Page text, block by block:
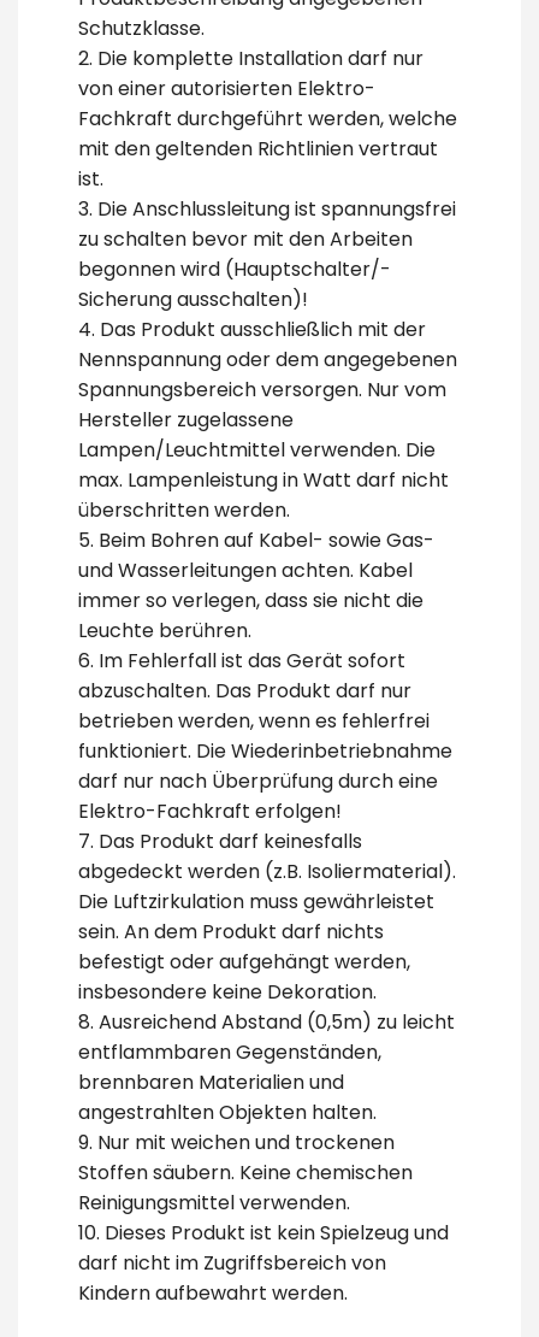
Schutzklasse.
2. Die komplette Installation darf nur
von einer autorisierten Elektro-
Fachkraft durchgeführt werden, welche
mit den geltenden Richtlinien vertraut
ist.
3. Die Anschlussleitung ist spannungsfrei
zu schalten bevor mit den Arbeiten
begonnen wird (Hauptschalter/-
Sicherung ausschalten)!
4. Das Produkt ausschließlich mit der
Nennspannung oder dem angegebenen
Spannungsbereich versorgen. Nur vom
Hersteller zugelassene
Lampen/Leuchtmittel verwenden. Die
max. Lampenleistung in Watt darf nicht
überschritten werden.
5. Beim Bohren auf Kabel- sowie Gas-
und Wasserleitungen achten. Kabel
immer so verlegen, dass sie nicht die
Leuchte berühren.
6. Im Fehlerfall ist das Gerät sofort
abzuschalten. Das Produkt darf nur
betrieben werden, wenn es fehlerfrei
funktioniert. Die Wiederinbetriebnahme
darf nur nach Überprüfung durch eine
Elektro-Fachkraft erfolgen!
7. Das Produkt darf keinesfalls
abgedeckt werden (z.B. Isoliermaterial).
Die Luftzirkulation muss gewährleistet
sein. An dem Produkt darf nichts
befestigt oder aufgehängt werden,
insbesondere keine Dekoration.
8. Ausreichend Abstand (0,5m) zu leicht
entflammbaren Gegenständen,
brennbaren Materialien und
angestrahlten Objekten halten.
9. Nur mit weichen und trockenen
Stoffen säubern. Keine chemischen
Reinigungsmittel verwenden.
10. Dieses Produkt ist kein Spielzeug und
darf nicht im Zugriffsbereich von
Kindern aufbewahrt werden.